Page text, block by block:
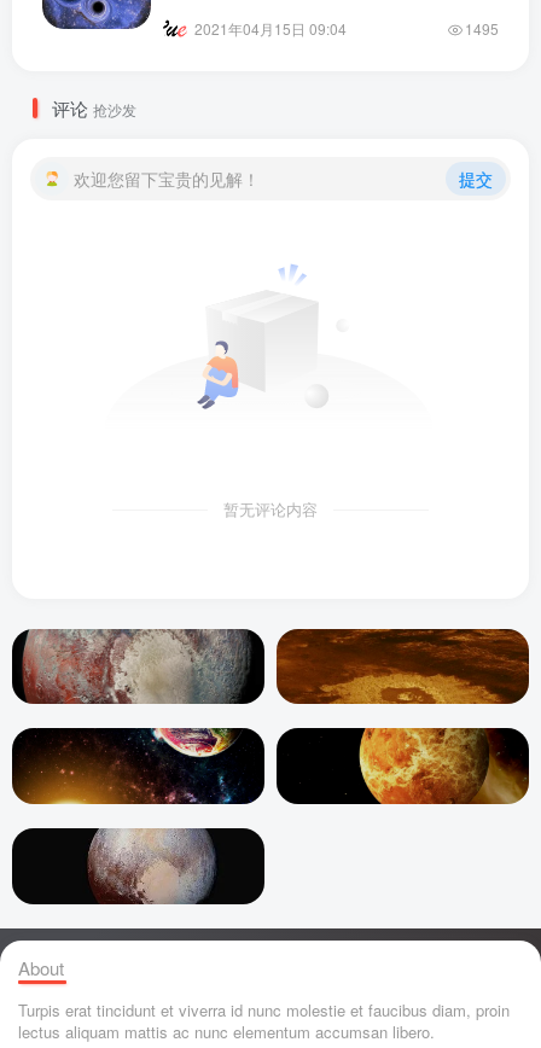
2021年04月15日 09:04 1495
评论 抢沙发
欢迎您留下宝贵的见解！ 提交
暂无评论内容
About
Turpis erat tincidunt et viverra id nunc molestie et faucibus diam, proin
lectus aliquam mattis ac nunc elementum accumsan libero.